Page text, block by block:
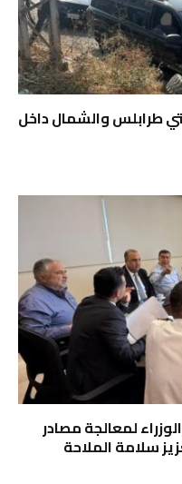
طرابلس والشمال داخل
لمعالجة مصادر
سلامة الملاحة